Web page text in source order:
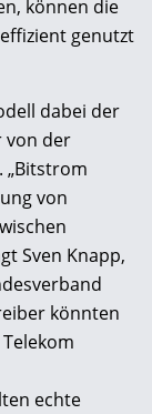
können die
genutzt
dabei der
von der
„Bitstrom
von
Sven Knapp,
könnten
echte